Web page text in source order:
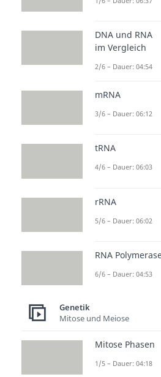
Alle
langen
wird auch als
bezeichnet.
um eine
den Zucker
bezeichnet.
Damit ein
kann, bildet
Nukleotiden
DNA und RNA
im Vergleich
2/6 – Dauer: 04:54
mRNA
3/6 – Dauer: 06:12
tRNA
4/6 – Dauer: 06:03
rRNA
5/6 – Dauer: 06:02
RNA
6/6 – Dauer: 04:53
Genetik
Mitose und Meiose
Mitose Phasen
1/5 – Dauer: 04:18